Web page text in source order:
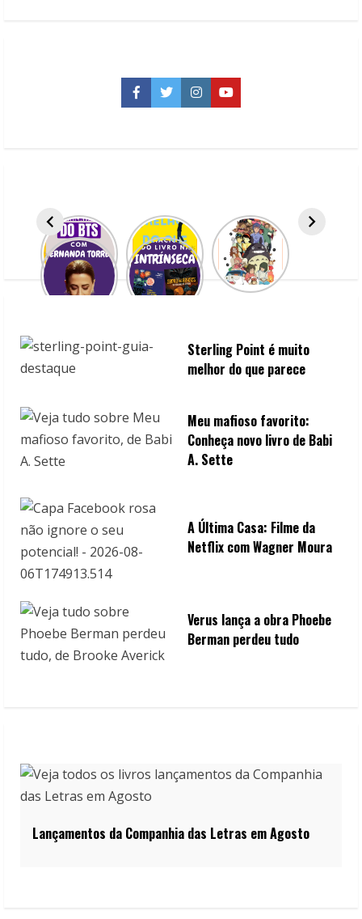
n
Facebook
TwitterInstagramYouTube
Sterling Point é muito
melhor do que parece
Meu mafioso favorito:
Conheça novo livro de Babi
A. Sette
A Última Casa: Filme da
Netflix com Wagner Moura
Verus lança a obra Phoebe
Berman perdeu tudo
Lançamentos da Companhia das Letras em Agosto